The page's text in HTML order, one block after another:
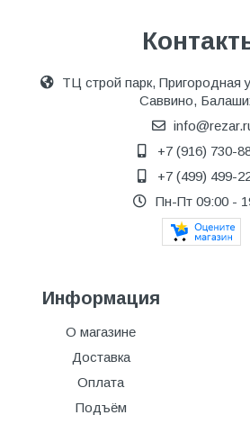
ТЦ строй парк, Пригородная
Саввино,
+7 (916) 730-
+7 (499) 499-
Пн-Пт 09:00 -
Информация
О магазине
Доставка
Оплата
Подъём